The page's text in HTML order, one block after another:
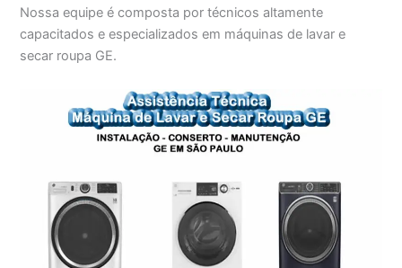
Nossa equipe é composta por técnicos altamente
capacitados e especializados em máquinas de lavar e
secar roupa GE.